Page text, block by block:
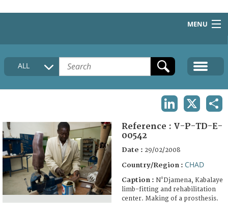
MENU
HOME
COLLECTIONS DESCRIPTION
FAQ
ALL
Reference : V-P-TD-E-
00542
Date : 29/02/2008
Country/Region : CHAD
Caption : N'Djamena, Kabalaye
limb-fitting and rehabilitation
center. Making of a prosthesis.